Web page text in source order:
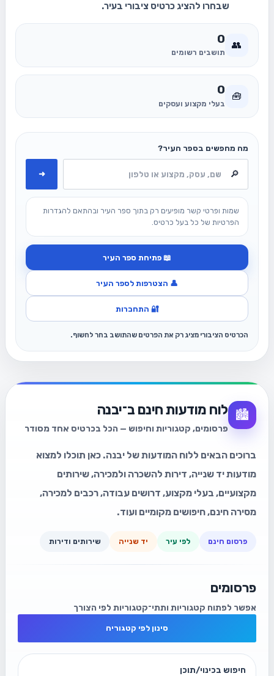
שבחרו להציג כרטיס ציבורי בעיר.
👥
0
תושבים רשומים
🧰
0
בעלי מקצוע ועסקים
מה מחפשים בספר העיר?
➜
שמות ופרטי קשר מופיעים רק בתוך ספר העיר ובהתאם להגדרות
הפרטיות של כל בעל כרטיס.
📖 פתיחת ספר העיר
👤 הצטרפות לספר העיר
🔐 התחברות
הכרטיס הציבורי מציג רק את הפרטים שהתושב בחר לחשוף.
🏙️ לוח מודעות חינם ב־יבנה
פרסומים, קטגוריות וחיפוש — הכל בכרטיס אחד מסודר
ברוכים הבאים ללוח המודעות של יבנה. כאן תוכלו למצוא
מודעות יד שנייה, דירות להשכרה ולמכירה, שירותים
מקצועיים, בעלי מקצוע, דרושים עבודה, רכבים למכירה,
מסירה חינם, חיפושים מקומיים ועוד.
פרסום חינם לפי עיר יד שנייה שירותים ודירות
פרסומים
אפשר לפתוח קטגוריות ותתי־קטגוריות לפי הצורך
סינון לפי קטגוריה
חיפוש בכינוי/תוכן